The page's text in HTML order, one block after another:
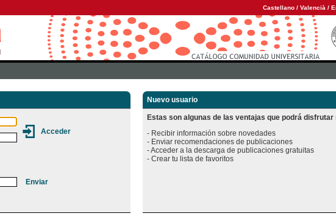
Castellano / Valencià /
Nuevo usuario
Estas son algunas de las ventajas que podrá
- Recibir información sobre novedades
- Enviar recomendaciones de publicaciones
- Acceder a la descarga de publicaciones gratuitas